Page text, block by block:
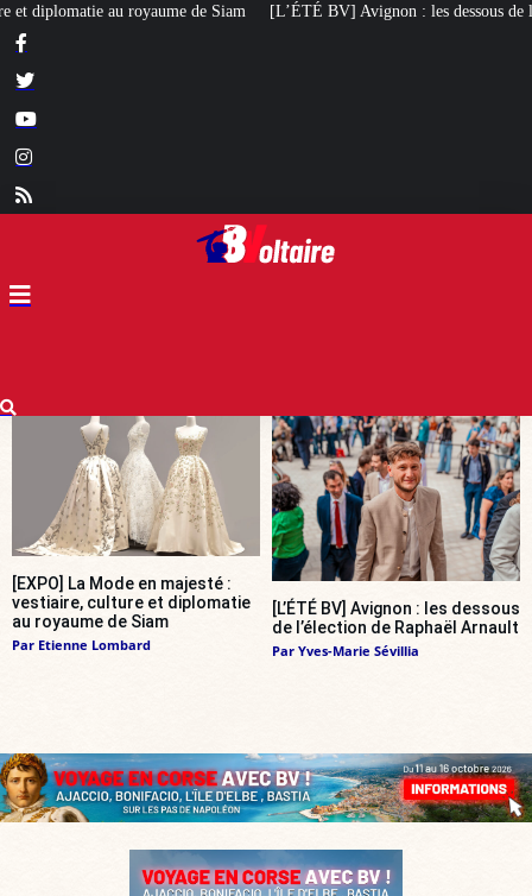
[L’ÉTÉ BV] Avignon : les dessous de l’élection de Raphaël Arnault Un
[EXPO] La Mode en majesté :
vestiaire, culture et diplomatie
au royaume de Siam
Par Etienne Lombard
[L’ÉTÉ BV] Avignon : les dessous
de l’élection de Raphaël Arnault
Par Yves-Marie Sévillia